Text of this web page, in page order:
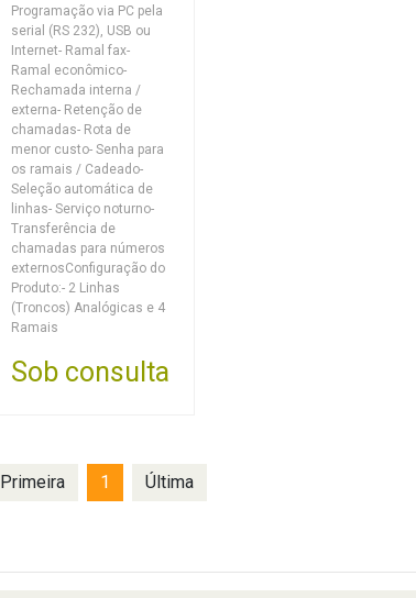
Programação via PC pela
serial (RS 232), USB ou
Internet- Ramal fax-
Ramal econômico-
Rechamada interna /
externa- Retenção de
chamadas- Rota de
menor custo- Senha para
os ramais / Cadeado-
Seleção automática de
linhas- Serviço noturno-
Transferência de
chamadas para números
externosConfiguração do
Produto:- 2 Linhas
(Troncos) Analógicas e 4
Ramais
Sob consulta
Primeira 1 Última